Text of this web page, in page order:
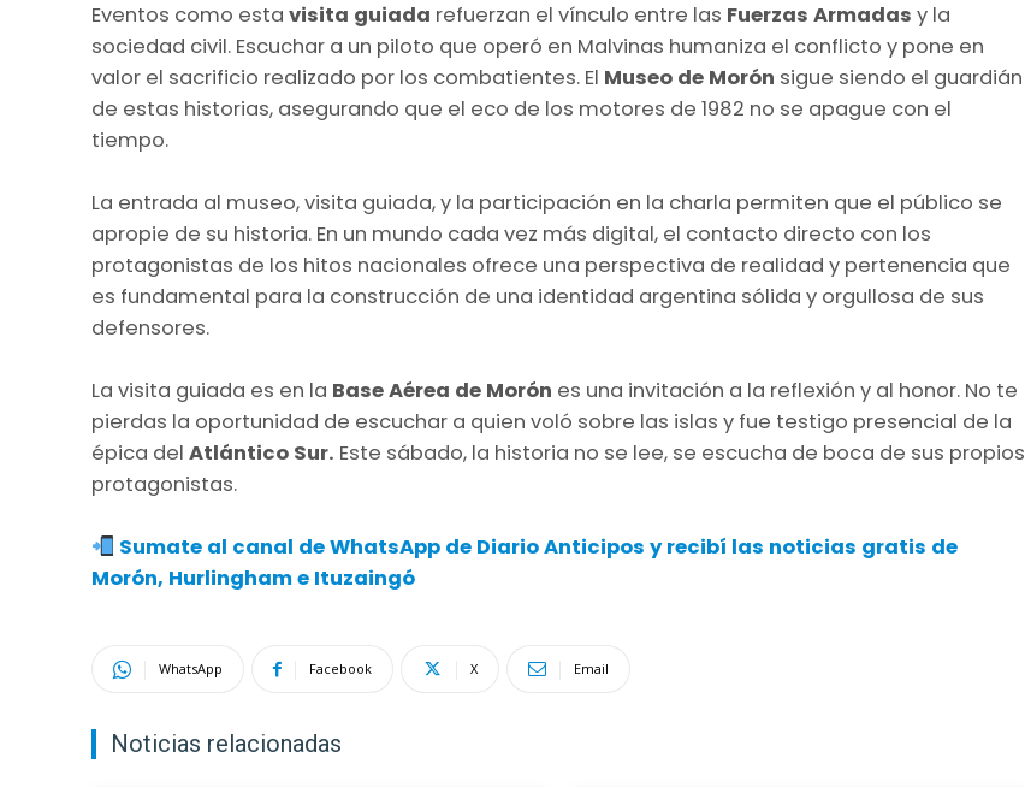
Eventos como esta visita guiada refuerzan el vínculo entre las Fuerzas Armadas y la
sociedad civil. Escuchar a un piloto que operó en Malvinas humaniza el conflicto y pone en
valor el sacrificio realizado por los combatientes. El Museo de Morón sigue siendo el guardián
de estas historias, asegurando que el eco de los motores de 1982 no se apague con el
tiempo.
La entrada al museo, visita guiada, y la participación en la charla permiten que el público se
apropie de su historia. En un mundo cada vez más digital, el contacto directo con los
protagonistas de los hitos nacionales ofrece una perspectiva de realidad y pertenencia que
es fundamental para la construcción de una identidad argentina sólida y orgullosa de sus
defensores.
La visita guiada es en la Base Aérea de Morón es una invitación a la reflexión y al honor. No te
pierdas la oportunidad de escuchar a quien voló sobre las islas y fue testigo presencial de la
épica del Atlántico Sur. Este sábado, la historia no se lee, se escucha de boca de sus propios
protagonistas.
Sumate al canal de WhatsApp de Diario Anticipos y recibí las noticias gratis de
Morón, Hurlingham e Ituzaingó
WhatsApp Facebook X Email
Noticias relacionadas